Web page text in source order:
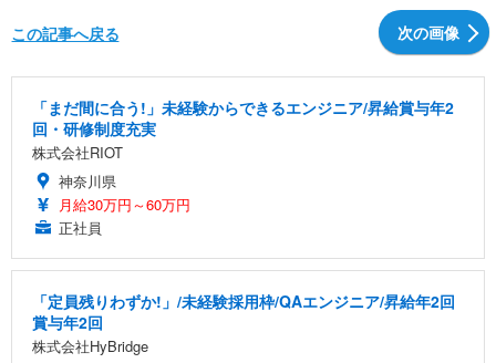
次の画像
この記事へ戻る
「まだ間に合う!」未経験からできるエンジニア/昇給賞与年2
回・研修制度充実
株式会社RIOT
神奈川県
月給30万円～60万円
正社員
「定員残りわずか!」/未経験採用枠/QAエンジニア/昇給年2回
賞与年2回
株式会社HyBridge